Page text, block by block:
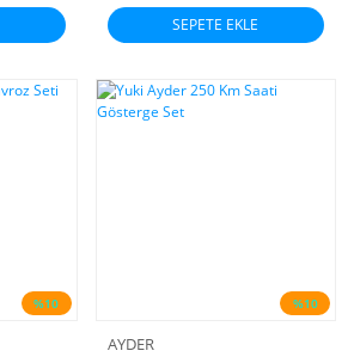
SEPETE EKLE
%10 %10
AYDER